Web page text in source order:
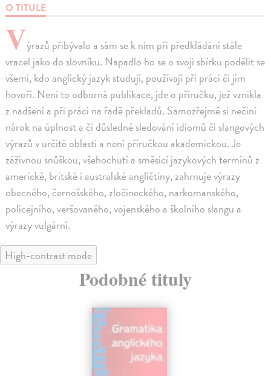
O TITULE
Výrazů přibývalo a sám se k nim při předkládání stále
vracel jako do slovníku. Napadlo ho se o svoji sbírku podělit se
všemi, kdo anglický jazyk studují, používají při práci či jím
hovoří. Není to odborná publikace, jde o příručku, jež vznikla
z nadšení a při práci na řadě překladů. Samozřejmě si nečiní
nárok na úplnost a či důsledné sledování idiomů či slangových
výrazů v určité oblasti a není příručkou akademickou. Je
záživnou snůškou, všehochutí a směsicí jazykových termínů z
americké, britské i australské angličtiny, zahrnuje výrazy
obecného, černošského, zločineckého, narkomanského,
policejního, veršovaného, vojenského a školního slangu a
výrazy vulgární.
High-contrast mode
Podobné tituly